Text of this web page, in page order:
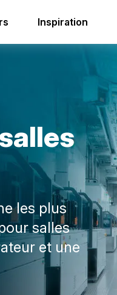
Inspiration
alles
les plus
salles
et une